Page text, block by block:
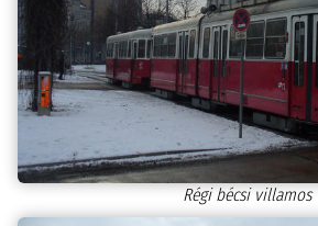
Régi bécsi villamos